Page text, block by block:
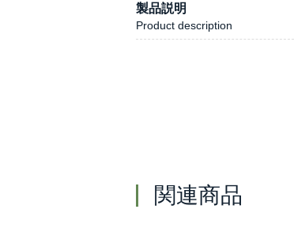
製品説明
Product description
関連商品